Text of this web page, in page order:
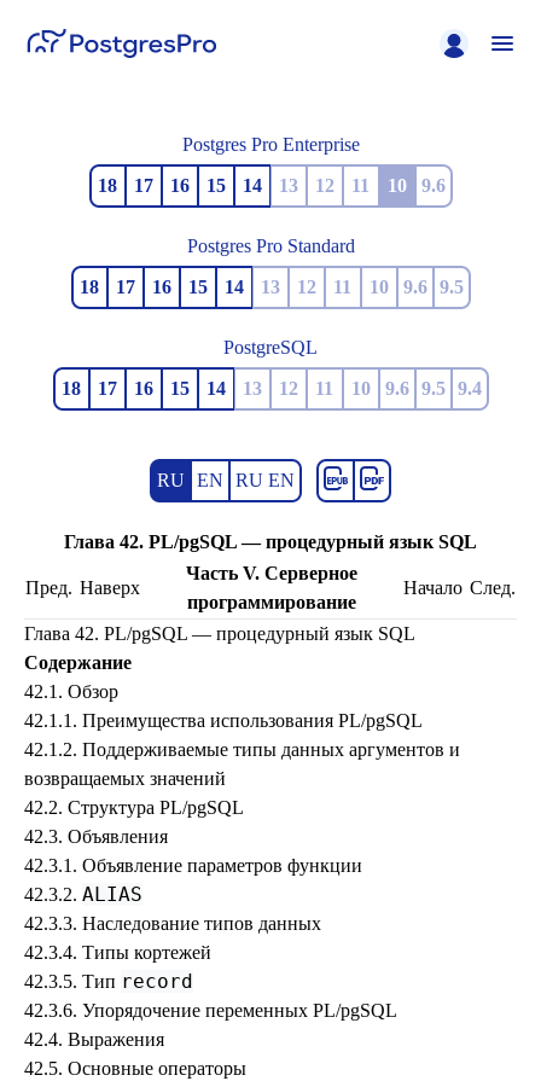
Postgres Pro Enterprise
18
17 16 15 14 13 12 11 10 9.6
Postgres Pro Standard
18
17 16 15 14 13 12 11 10 9.6 9.5
PostgreSQL
18
17 16 15 14 13 12 11 10 9.6 9.5 9.4
RU EN RU EN
Глава 42. PL/pgSQL— процедурный язык SQL
Пред. Наверх
Часть V. Серверное
программирование
Начало След.
Глава 42. PL/pgSQL — процедурный язык SQL
Содержание
42.1. Обзор
42.1.1. Преимущества использования PL/pgSQL
42.1.2. Поддерживаемые типы данных аргументов и
возвращаемых значений
42.2. Структура PL/pgSQL
42.3. Объявления
42.3.1. Объявление параметров функции
42.3.2. ALIAS
42.3.3. Наследование типов данных
42.3.4. Типы кортежей
42.3.5. Тип record
42.3.6. Упорядочение переменных PL/pgSQL
42.4. Выражения
42.5. Основные операторы